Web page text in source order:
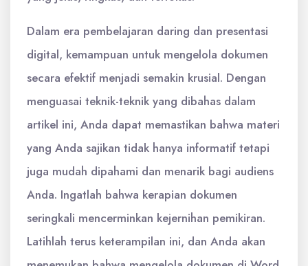
Dalam era pembelajaran daring dan presentasi
digital, kemampuan untuk mengelola dokumen
secara efektif menjadi semakin krusial. Dengan
menguasai teknik-teknik yang dibahas dalam
artikel ini, Anda dapat memastikan bahwa materi
yang Anda sajikan tidak hanya informatif tetapi
juga mudah dipahami dan menarik bagi audiens
Anda. Ingatlah bahwa kerapian dokumen
seringkali mencerminkan kejernihan pemikiran.
Latihlah terus keterampilan ini, dan Anda akan